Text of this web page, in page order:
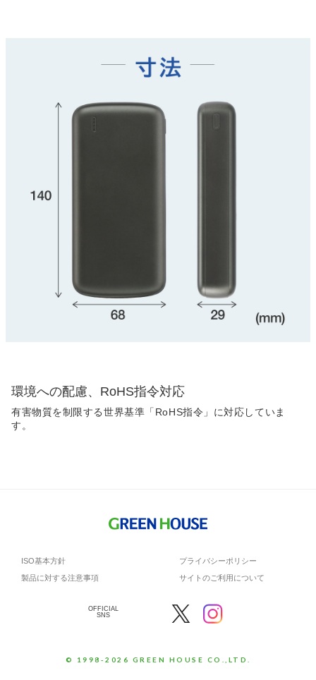
環境への配慮、RoHS指令対応
有害物質を制限する世界基準「RoHS指令」に対応していま
す。
ISO基本方針
プライバシーポリシー
製品に対する注意事項
サイトのご利用について
OFFICIAL
SNS
© 1998-2026 GREEN HOUSE CO.,LTD.